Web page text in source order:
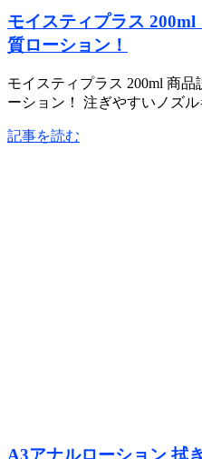
モイスティプラス
質ローション！
モイスティプラス 200ml 商
ーション！ 注ぎやすいノズ
記事を読む
A3アナルローション